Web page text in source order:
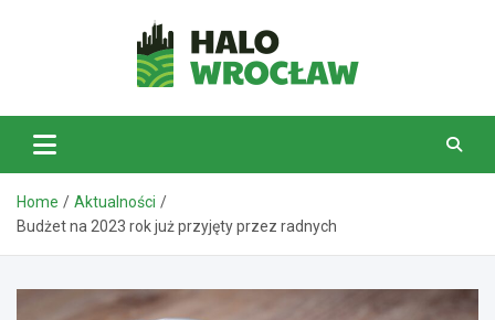
HaloWrocław.pl
Home
Aktualności
Budżet na 2023 rok już przyjęty przez radnych